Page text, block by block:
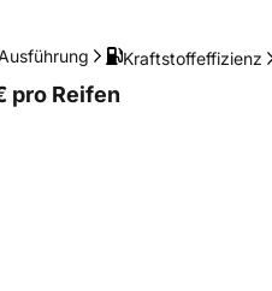
Kraftstoffeffizienz
pro Reifen